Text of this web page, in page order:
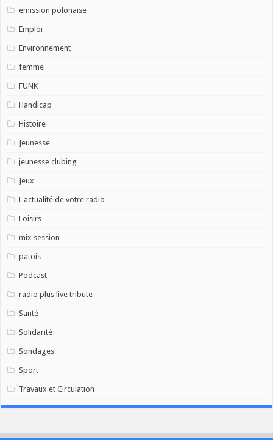
emission polonaise
Emploi
Environnement
femme
FUNK
Handicap
Histoire
Jeunesse
jeunesse clubing
Jeux
L'actualité de votre radio
Loisirs
mix session
patois
Podcast
radio plus live tribute
Santé
Solidarité
Sondages
Sport
Travaux et Circulation